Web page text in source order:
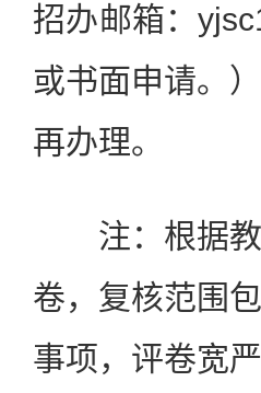
招办邮箱：
或书面申请。
再办理。
注：根据教
卷，复核范围
事项，评卷宽